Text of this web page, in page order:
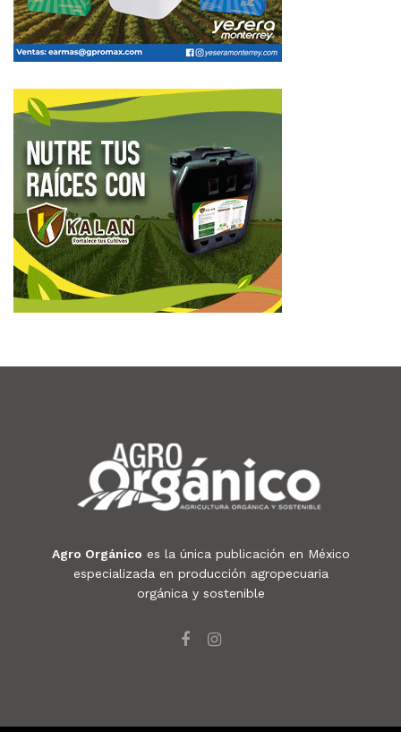
Agro Orgánico es la única publicación en México
especializada en producción agropecuaria
orgánica y sostenible